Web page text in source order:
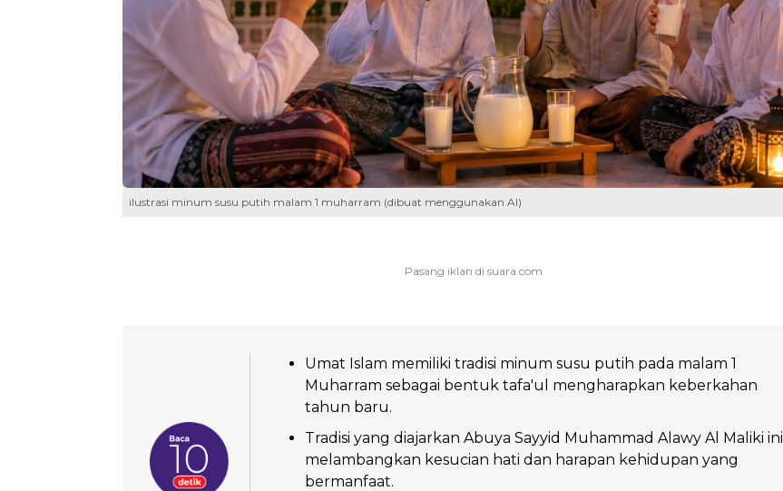
ilustrasi minum susu putih malam 1 muharram (dibuat menggunakan AI)
Umat Islam memiliki tradisi minum susu putih pada malam 1
Muharram sebagai bentuk tafa'ul mengharapkan keberkahan
tahun baru.
Tradisi yang diajarkan Abuya Sayyid Muhammad Alawy Al Maliki ini
melambangkan kesucian hati dan harapan kehidupan yang
bermanfaat.